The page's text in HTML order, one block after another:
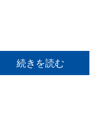
続きを読む